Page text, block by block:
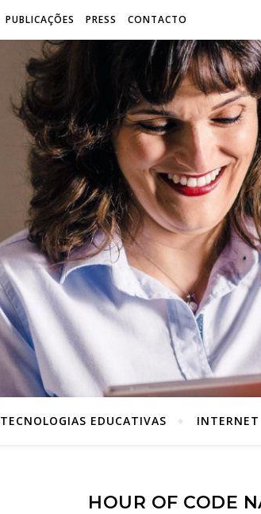
PUBLICAÇÕES PRESS CONTACTO
TECNOLOGIAS EDUCATIVAS INTERNET
HOUR OF CODE